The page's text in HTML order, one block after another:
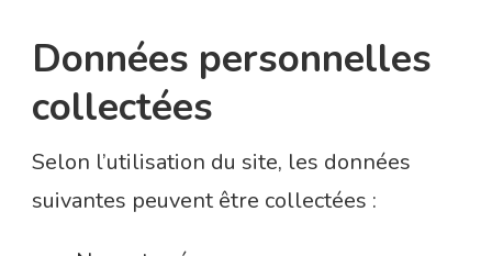
Données personnelles
collectées
Selon l’utilisation du site, les données
suivantes peuvent être collectées :